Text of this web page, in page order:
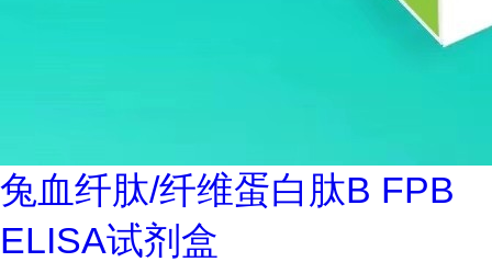
兔血纤肽/纤维蛋白肽B FPB
ELISA试剂盒